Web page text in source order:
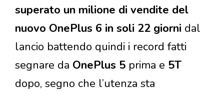
superato un milione di vendite del
nuovo OnePlus 6 in soli 22 giorni dal
lancio battendo quindi i record fatti
segnare da OnePlus 5 prima e 5T
dopo, segno che l’utenza sta